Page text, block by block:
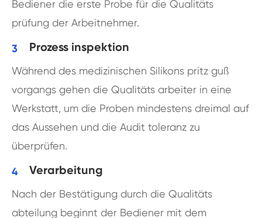
Bediener die erste Probe für die Qualitäts
prüfung der Arbeitnehmer.
Prozess inspektion
Während des medizinischen Silikons pritz guß
vorgangs gehen die Qualitäts arbeiter in eine
Werkstatt, um die Proben mindestens dreimal auf
das Aussehen und die Audit toleranz zu
überprüfen.
Verarbeitung
Nach der Bestätigung durch die Qualitäts
abteilung beginnt der Bediener mit dem